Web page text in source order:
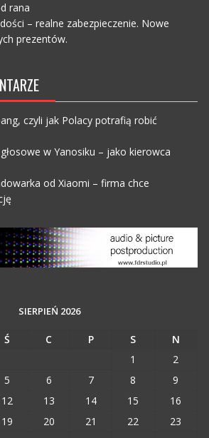
rana
– realne zabezpieczenie. Nowe
prezentów.
czyli jak Polacy potrafią robić
w Yanosiku – jako kierowca
od Xiaomi – firma chce
SIERPIEŃ 2026
Ś C P S
N
1
2
5 6 7 8
9
12 13 14 15
16
19 20 21 22
23